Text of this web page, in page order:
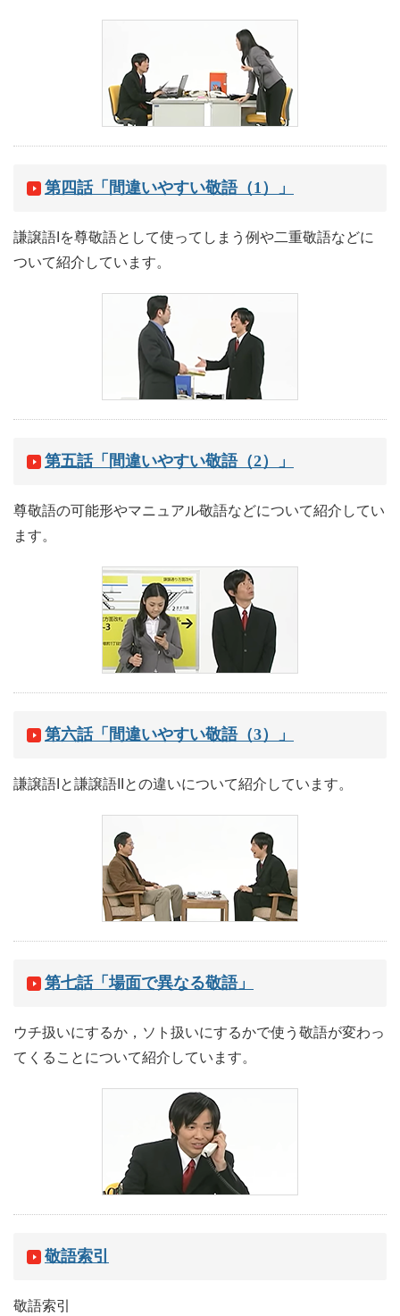
第四話「間違いやすい敬語（1）」
謙譲語Iを尊敬語として使ってしまう例や二重敬語などに
ついて紹介しています。
第五話「間違いやすい敬語（2）」
尊敬語の可能形やマニュアル敬語などについて紹介してい
ます。
第六話「間違いやすい敬語（3）」
謙譲語Iと謙譲語IIとの違いについて紹介しています。
第七話「場面で異なる敬語」
ウチ扱いにするか，ソト扱いにするかで使う敬語が変わっ
てくることについて紹介しています。
敬語索引
敬語索引